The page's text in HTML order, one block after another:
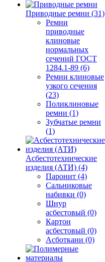
Приводные ремни (31)
Ремни
приводные
клиновые
нормальных
сечений ГОСТ
1284.1-89 (6)
Ремни клиновые
узкого сечения
(23)
Поликлиновые
ремни (1)
Зубчатые ремни
(1)
Асбестотехнические
изделия (АТИ) (4)
Паронит (4)
Сальниковые
набивки (0)
Шнур
асбестовый (0)
Картон
асбестовый (0)
Асботкани (0)